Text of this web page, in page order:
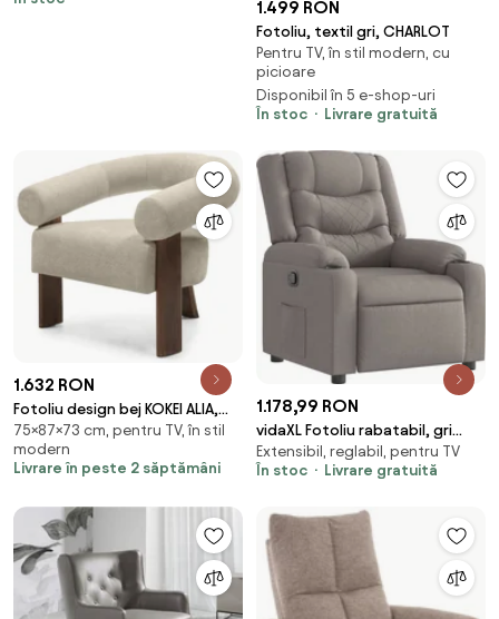
1.499 RON
Fotoliu, textil gri, CHARLOT
Pentru TV, în stil modern, cu
picioare
Disponibil în 5 e-shop-uri
În stoc
Livrare gratuită
1.632 RON
Fotoliu design bej KOKEI ALIA,
decor nuc
75×87×73 cm, pentru TV, în stil
modern
Livrare în peste 2 săptămâni
1.178,99 RON
vidaXL Fotoliu rabatabil, gri
taupe, material textil
Extensibil, reglabil, pentru TV
În stoc
Livrare gratuită